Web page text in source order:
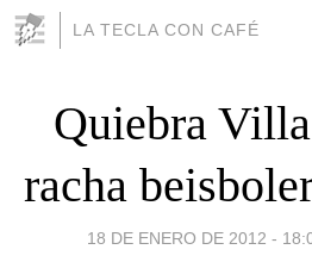
LA TECLA CON CAFÉ
Quiebra
racha
18 DE ENERO DE 2012 -